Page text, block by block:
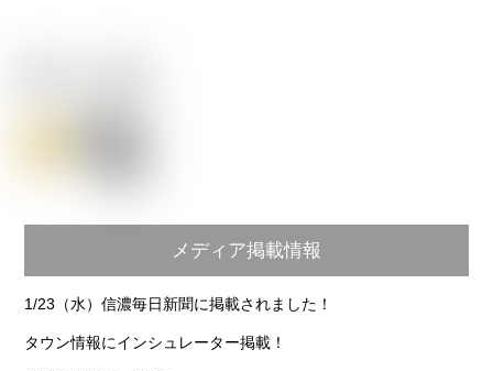
メディア掲載情報
1/23（水）信濃毎日新聞に掲載されました！
タウン情報にインシュレーター掲載！